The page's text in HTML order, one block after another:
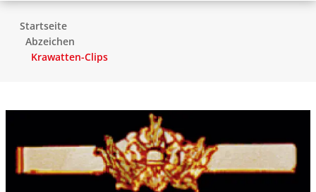
Startseite
Abzeichen
Krawatten-Clips